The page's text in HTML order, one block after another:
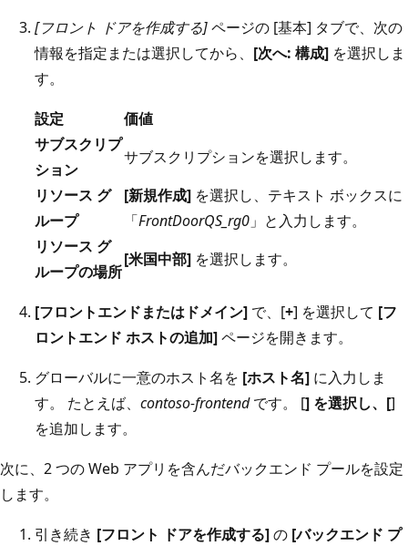
[フロント ドアを作成する]ページの [基本] タブで、次の
情報を指定または選択してから、 [次へ: 構成] を選択しま
す。
設定
価値
サブスクリプ
ション
サブスクリプションを選択します。
リソース グ
ループ
[新規作成] を選択し、テキスト ボックスに
「FrontDoorQS_rg0 」と入力します。
リソース グ
ループの場所
[米国中部] を選択します。
[フロントエンドまたはドメイン] で、[+] を選択して [フ
ロントエンド ホストの追加]ページを開きます。
グローバルに一意のホスト名を [ホスト名] に入力しま
す。 たとえば、 contoso-frontendです。 [] を選択し、[]
を追加します。
次に、2 つの Web アプリを含んだバックエンド プールを設定
します。
引き続き [フロント ドアを作成する]の [バックエンド プ